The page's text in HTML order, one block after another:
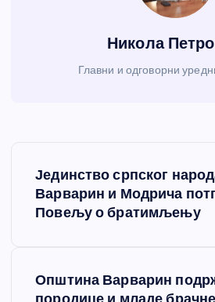
Никола
Главни и одговорни
Јединство српског
Варварин и Модрича
Повељу о братимљењу
Општина Варварин